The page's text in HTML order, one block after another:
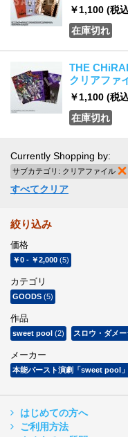
￥1,100 (税
在庫切れ
THE
クリアファ
￥1,100 (税
在庫切れ
Currently Shopping by:
サブカテゴリ: クリアファイル
すべてクリア
絞り込み
価格
￥0 - ￥2,000 (5)
カテゴリ
GOODS (5)
作品
sweet pool (2) スロウ・ダメー
メーカー
本能バースト演劇「sweet pool
はじめての方へ
ご利用方法